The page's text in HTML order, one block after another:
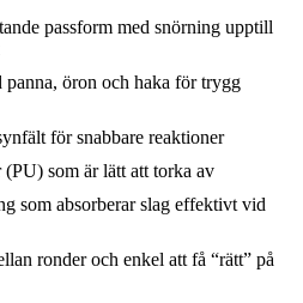
passform med snörning upptill
öron och haka för trygg
för snabbare reaktioner
(PU) som är lätt att torka av
som absorberar slag effektivt vid
ronder och enkel att få “rätt” på